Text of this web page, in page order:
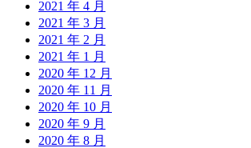
2021 年 4 月
2021 年 3 月
2021 年 2 月
2021 年 1 月
2020 年 12 月
2020 年 11 月
2020 年 10 月
2020 年 9 月
2020 年 8 月